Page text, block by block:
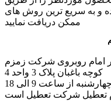
و به سریع ترین روش های
ممکن دریافت نمایید
امام روبروی شرکت زمزم
کوچه باغبان پلاک 3 واحد 4